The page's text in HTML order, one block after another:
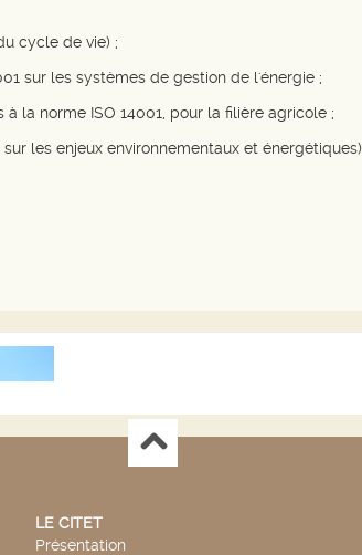
cycle de vie) ;
sur les systèmes de gestion de l'énergie ;
la norme ISO 14001, pour la filière agricole ;
les enjeux environnementaux et énergétiques).
LE CITET
Présentation